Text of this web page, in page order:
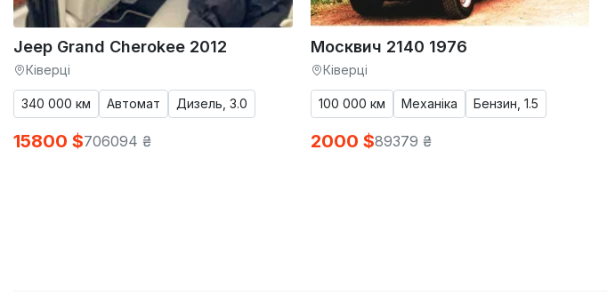
Jeep Grand Cherokee 2012
Ківерці
340 000 км Автомат Дизель, 3.0
15800 $706094 ₴
Москвич 2140 1976
Ківерці
100 000 км Механіка Бензин, 1.5
2000 $89379 ₴